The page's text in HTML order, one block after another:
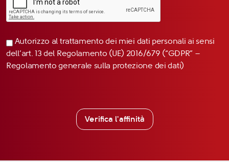
Autorizzo al trattamento dei miei dati personali ai sensi
dell’art. 13 del Regolamento (UE) 2016/679 (“GDPR” –
Regolamento generale sulla protezione dei dati)
Verifica l'affinità